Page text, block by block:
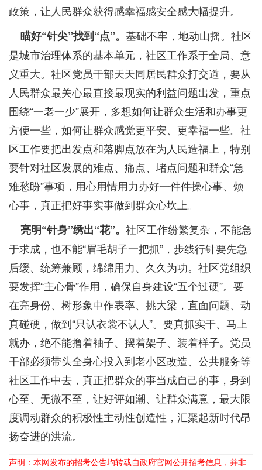
政策，让人民群众获得感幸福感安全感大幅提升。
瞄好“针尖”找到“点”。 基础不牢，地动山摇。社区
是城市治理体系的基本单元，社区工作系于全局、意
义重大。社区党员干部天天同居民群众打交道，要从
人民群众最关心最直接最现实的利益问题出发，重点
围绕“一老一少”展开，多想如何让群众生活和办事更
方便一些，如何让群众感觉更平安、更幸福一些。社
区工作要把出发点和落脚点放在为人民造福上，特别
要针对社区发展的难点、痛点、堵点问题和群众“急
难愁盼”事项，用心用情用力办好一件件操心事、烦
心事，真正把好事实事做到群众心坎上。
亮明“针身”绣出“花”。 社区工作纷繁复杂，不能急
于求成，也不能“眉毛胡子一把抓”，步线行针要先急
后缓、统筹兼顾，绵绵用力、久久为功。社区党组织
要发挥“主心骨”作用，确保自身建设“五个过硬”。要
在亮身份、树形象中作表率、挑大梁，直面问题、动
真碰硬，做到“只认衣裳不认人”。要真抓实干、马上
就办，绝不能撸着袖子、摆着架子、装着样子。党员
干部必须带头全身心投入到老小区改造、公共服务等
社区工作中去，真正把群众的事当成自己的事，身到
心至、无微不至，让好评如潮、让群众满意，最大限
度调动群众的积极性主动性创造性，汇聚起新时代昂
扬奋进的洪流。
声明：本网发布的招考公告均转载自政府官网公开招考信息，并非